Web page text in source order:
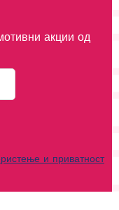
акции од
и приватност